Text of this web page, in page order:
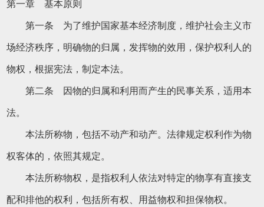
第一章 基本原则
第一条 为了维护国家基本经济制度，维护社会主义市
场经济秩序，明确物的归属，发挥物的效用，保护权利人的
物权，根据宪法，制定本法。
第二条 因物的归属和利用而产生的民事关系，适用本
法。
本法所称物，包括不动产和动产。法律规定权利作为物
权客体的，依照其规定。
本法所称物权，是指权利人依法对特定的物享有直接支
配和排他的权利，包括所有权、用益物权和担保物权。